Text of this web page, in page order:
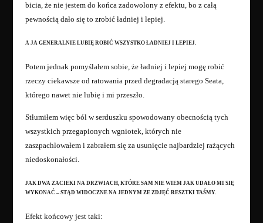
bicia, że nie jestem do końca zadowolony z efektu, bo z całą
pewnością dało się to zrobić ładniej i lepiej.
A JA GENERALNIE LUBIĘ ROBIĆ WSZYSTKO ŁADNIEJ I LEPIEJ.
Potem jednak pomyślałem sobie, że ładniej i lepiej mogę robić
rzeczy ciekawsze od ratowania przed degradacją starego Seata,
którego nawet nie lubię i mi przeszło.
Stłumiłem więc ból w serduszku spowodowany obecnością tych
wszystkich przegapionych wgniotek, których nie
zaszpachlowałem i zabrałem się za usunięcie najbardziej rażących
niedoskonałości.
JAK DWA ZACIEKI NA DRZWIACH, KTÓRE SAM NIE WIEM JAK UDAŁO MI SIĘ
WYKONAĆ – STĄD WIDOCZNE NA JEDNYM ZE ZDJĘĆ RESZTKI TAŚMY.
Efekt końcowy jest taki: